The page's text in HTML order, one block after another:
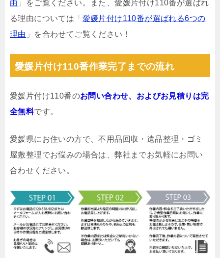
由 」をご覧ください。また、愛媛片付け110番が選ばれ
る理由については「 愛媛片付け110番が選ばれる6つの
理由 」を合わせてご覧ください！
愛媛片付け110番作業完了までの流れ
愛媛片付け110番のお問い合わせ、およびお見積りは完
全無料です。
愛媛県にお住いの方で、不用品回収・遺品整理・ゴミ
屋敷整理でお悩みの場合は、弊社までお気軽にお問い
合わせください。